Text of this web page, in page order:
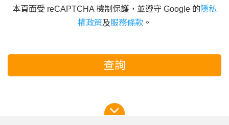
本頁面受 reCAPTCHA 機制保護，並遵守 Google 的隱私
權政策及服務條款 。
查詢